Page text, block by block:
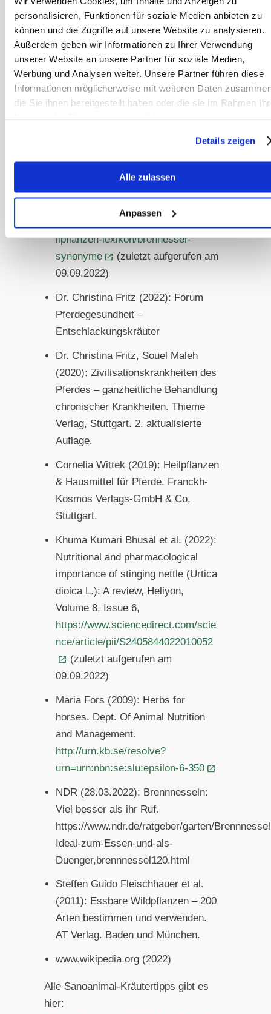
personalisieren, Funktionen für soziale Medien anbieten zu
können und die Zugriffe auf unsere Website zu analysieren.
Außerdem geben wir Informationen zu Ihrer Verwendung
unserer Website an unsere Partner für soziale Medien,
Werbung und Analysen weiter. Unsere Partner führen diese
Informationen möglicherweise mit weiteren Daten
die Sie ihnen bereitgestellt haben oder die sie im Rahmen
Details zeigen
Alle zulassen
Anpassen
Ratgeber für Garten, Haushalt und
Gesundheit. Premio Verlag.
Slovakia.
Claudia Dammers (17.06.2012):
Brennessel – Helfender
Tausendsassa. ATM Akademie für
https://www.atm.de/magazin/brenne
ssel-helfender-tausendsassa
ilpflanzen-lexikon/brennessel-
synonyme
(zuletzt aufgerufen am
09.09.2022)
Dr. Christina Fritz (2022): Forum
Pferdegesundheit –
Entschlackungskräuter
Dr. Christina Fritz, Souel Maleh
(2020): Zivilisationskrankheiten des
Pferdes – ganzheitliche Behandlung
chronischer Krankheiten. Thieme
Verlag, Stuttgart. 2. aktualisierte
Auflage.
Cornelia Wittek (2019): Heilpflanzen
& Hausmittel für Pferde. Franckh-
Kosmos Verlags-GmbH & Co,
Stuttgart.
Khuma Kumari Bhusal et al. (2022):
Nutritional and pharmacological
importance of stinging nettle (Urtica
dioica L.): A review, Heliyon,
Volume 8, Issue 6,
https://www.sciencedirect.com/scie
nce/article/pii/S2405844022010052
(zuletzt aufgerufen am
09.09.2022)
Maria Fors (2009): Herbs for
horses. Dept. Of Animal Nutrition
and Management.
http://urn.kb.se/resolve?
urn=urn:nbn:se:slu:epsilon-6-350
NDR (28.03.2022): Brennnesseln:
Viel besser als ihr Ruf.
https://www.ndr.de/ratgeber/garten/
Ideal-zum-Essen-und-als-
Duenger,brennnessel120.html
Steffen Guido Fleischhauer et al.
(2011): Essbare Wildpflanzen – 200
Arten bestimmen und verwenden.
AT Verlag. Baden und München.
www.wikipedia.org (2022)
Alle Sanoanimal-Kräutertipps gibt es
hier: